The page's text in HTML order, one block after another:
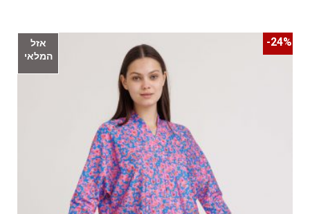
אזל
המלאי
24%-